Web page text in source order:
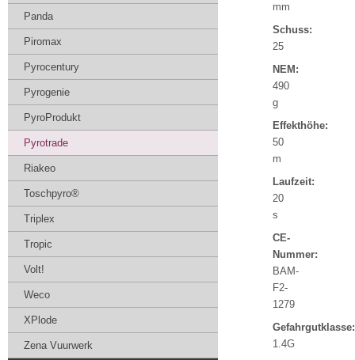
mm
Schuss:
25
NEM:
490
g
Effekthöhe:
50
m
Laufzeit:
20
s
CE-
Nummer:
BAM-
F2-
1279
Gefahrgutklasse:
1.4G
Panda
Piromax
Pyrocentury
Pyrogenie
PyroProdukt
Pyrotrade
Riakeo
Toschpyro®
Triplex
Tropic
Volt!
Weco
XPlode
Zena Vuurwerk